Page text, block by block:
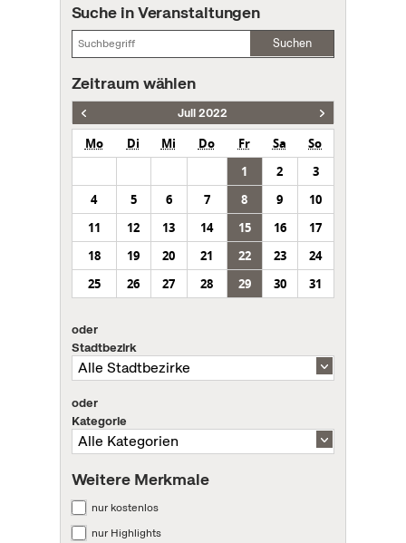
Suche in Veranstaltungen
Suchen
Zeitraum wählen
Juli 2022
Mo Di Mi Do Fr Sa
So
1
2
3
4
5 6 7 8 9
10
11
12 13 14 15 16
17
18
19 20 21 22 23
24
25
26 27 28 29 30 31
oder
Stadtbezirk
oder
Kategorie
Weitere Merkmale
nur kostenlos
nur Highlights